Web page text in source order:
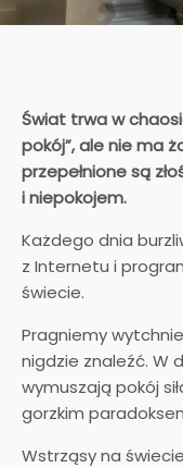
Świat trwa w
pokój”, ale nie ma
przepełnione są
i niepokojem.
Każdego dnia
z Internetu i
świecie.
Pragniemy
nigdzie znaleźć. W
wymuszają pokój
gorzkim
Wstrząsy na